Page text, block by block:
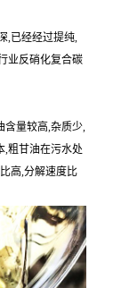
,已经经过提纯,
业反硝化复合碳
含量较高,杂质少,
,粗甘油在污水处
高,分解速度比